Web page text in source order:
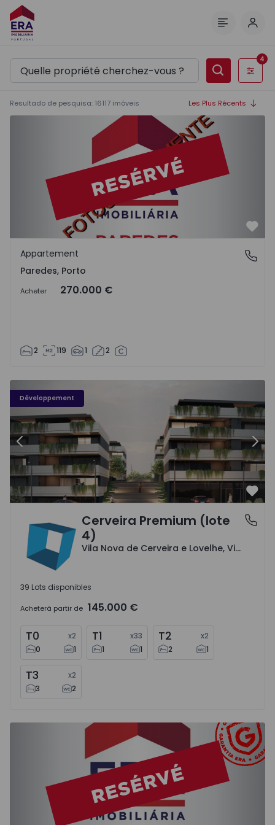
Filtres
4
Resultado de pesquisa: 16117 imóveis Les Plus Récents
Appartement T2 Paredes - 1575992 - 1
Paredes, Porto
Appartement
Paredes, Porto
Acheter 270.000 €
2 119 1 2
Développement
Cerveira Premium (lote 4) - 1
Précédent
Vila Nova de Cerveira e Lovelhe, Viana do Castelo
Cerveira Premium (lote
4)
Vila Nova de Cerveira e Lovelhe, Viana do Castelo
39 Lots disponibles
Acheterà partir de 145.000 €
T0 x2
0
1
T1 x33
1
1
T2 x2
2
1
T3 x2
3
2
Appartement T2 Moita, Baixa da Banheira e Vale da